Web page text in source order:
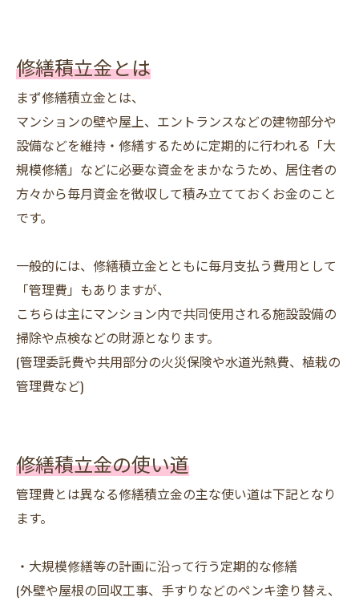
修繕積立金とは
まず修繕積立金とは、
マンションの壁や屋上、エントランスなどの建物部分や
設備などを維持・修繕するために定期的に行われる「大
規模修繕」などに必要な資金をまかなうため、居住者の
方々から毎月資金を徴収して積み立てておくお金のこと
です。
一般的には、修繕積立金とともに毎月支払う費用として
「管理費」もありますが、
こちらは主にマンション内で共同使用される施設設備の
掃除や点検などの財源となります。
(管理委託費や共用部分の火災保険や水道光熱費、植栽の
管理費など)
修繕積立金の使い道
管理費とは異なる修繕積立金の主な使い道は下記となり
ます。
・大規模修繕等の計画に沿って行う定期的な修繕
(外壁や屋根の回収工事、手すりなどのペンキ塗り替え、